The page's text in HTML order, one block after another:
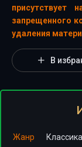
присутствует
запрещенного
удаления
В
Жанр
Классика